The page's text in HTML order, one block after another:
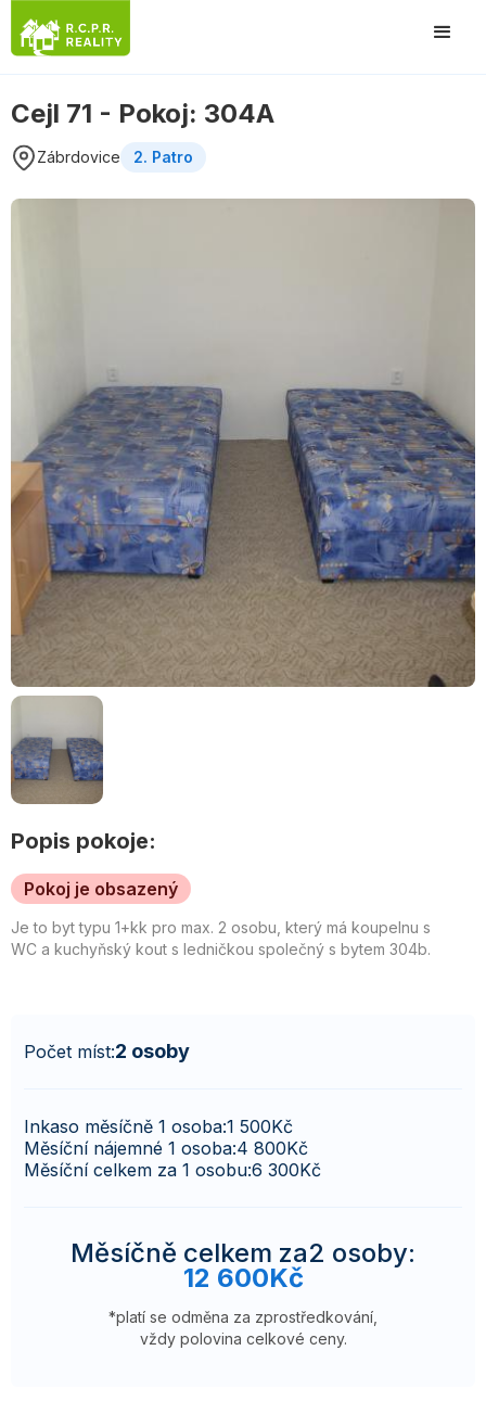
Cejl 71 - Pokoj: 304A
Zábrdovice 2. Patro
Popis pokoje:
Pokoj je obsazený
Je to byt typu 1+kk pro max. 2 osobu, který má koupelnu s
WC a kuchyňský kout s ledničkou společný s bytem 304b.
Počet míst:2 osoby
Inkaso měsíčně 1 osoba:1 500Kč
Měsíční nájemné 1 osoba:4 800Kč
Měsíční celkem za 1 osobu:6 300Kč
Měsíčně celkem za2 osoby:
12 600Kč
*platí se odměna za zprostředkování,
vždy polovina celkové ceny.